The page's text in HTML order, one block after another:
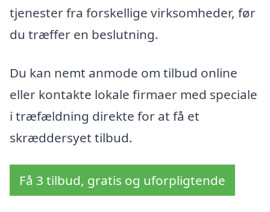
tjenester fra forskellige virksomheder, før
du træffer en beslutning.
Du kan nemt anmode om tilbud online
eller kontakte lokale firmaer med speciale
i træfældning direkte for at få et
skræddersyet tilbud.
Få 3 tilbud, gratis og uforpligtende